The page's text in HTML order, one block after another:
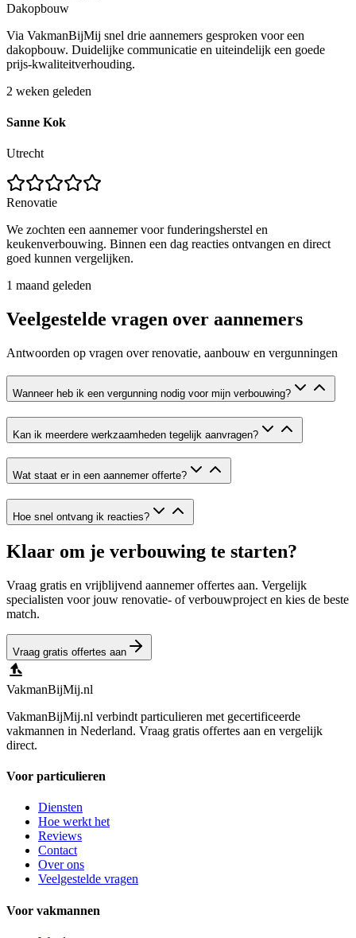
Dakopbouw
Via VakmanBijMij snel drie aannemers gesproken voor een
dakopbouw. Duidelijke communicatie en uiteindelijk een goede
prijs-kwaliteitverhouding.
2 weken geleden
Sanne Kok
Utrecht
Renovatie
We zochten een aannemer voor funderingsherstel en
keukenverbouwing. Binnen een dag reacties ontvangen en direct
goed kunnen vergelijken.
1 maand geleden
Veelgestelde vragen over aannemers
Antwoorden op vragen over renovatie, aanbouw en vergunningen
Wanneer heb ik een vergunning nodig voor mijn verbouwing?
Kan ik meerdere werkzaamheden tegelijk aanvragen?
Wat staat er in een aannemer offerte?
Hoe snel ontvang ik reacties?
Klaar om je verbouwing te starten?
Vraag gratis en vrijblijvend aannemer offertes aan. Vergelijk
specialisten voor jouw renovatie- of verbouwproject en kies de beste
match.
Vraag gratis offertes aan
VakmanBijMij.nl
VakmanBijMij.nl verbindt particulieren met gecertificeerde
vakmannen in Nederland. Vraag gratis offertes aan en vergelijk
direct.
Voor particulieren
Diensten
Hoe werkt het
Reviews
Contact
Over ons
Veelgestelde vragen
Voor vakmannen